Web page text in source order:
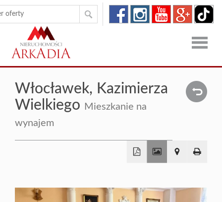
Strona
główna
Oferty
Dron
Włocławek, Kazimierza
Wielkiego Mieszkanie na
wynajem
−